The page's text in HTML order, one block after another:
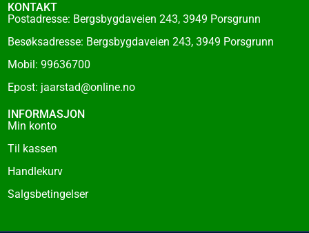
KONTAKT
Postadresse: Bergsbygdaveien 243, 3949 Porsgrunn
Besøksadresse: Bergsbygdaveien 243, 3949 Porsgrunn
Mobil: 99636700
Epost: jaarstad@online.no
INFORMASJON
Min konto
Til kassen
Handlekurv
Salgsbetingelser